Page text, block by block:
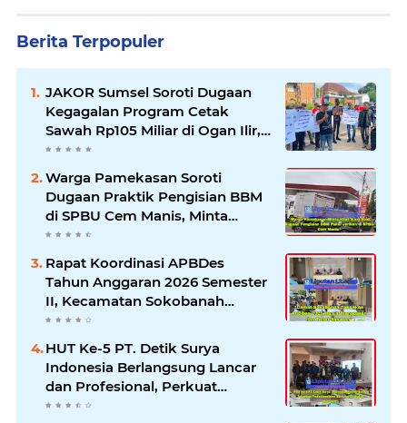
Berita Terpopuler
JAKOR Sumsel Soroti Dugaan
Kegagalan Program Cetak
Sawah Rp105 Miliar di Ogan Ilir,
Desak Kadis Pertanian Mundur
Warga Pamekasan Soroti
Dugaan Praktik Pengisian BBM
di SPBU Cem Manis, Minta
Klarifikasi dan Pengawasan
Rapat Koordinasi APBDes
Tahun Anggaran 2026 Semester
II, Kecamatan Sokobanah
Libatkan 12 Desa
HUT Ke-5 PT. Detik Surya
Indonesia Berlangsung Lancar
dan Profesional, Perkuat
Kompetensi Wartawan